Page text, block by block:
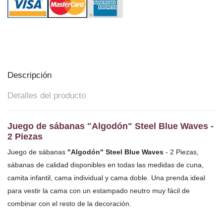
Descripción
Detalles del producto
Juego de sábanas "Algodón" Steel Blue Waves -
2 Piezas
Juego de sábanas "Algodón" Steel Blue Waves - 2 Piezas,
sábanas de calidad disponibles en todas las medidas de cuna,
camita infantil, cama individual y cama doble. Una prenda ideal
para vestir la cama con un estampado neutro muy fácil de
combinar con el resto de la decoración.